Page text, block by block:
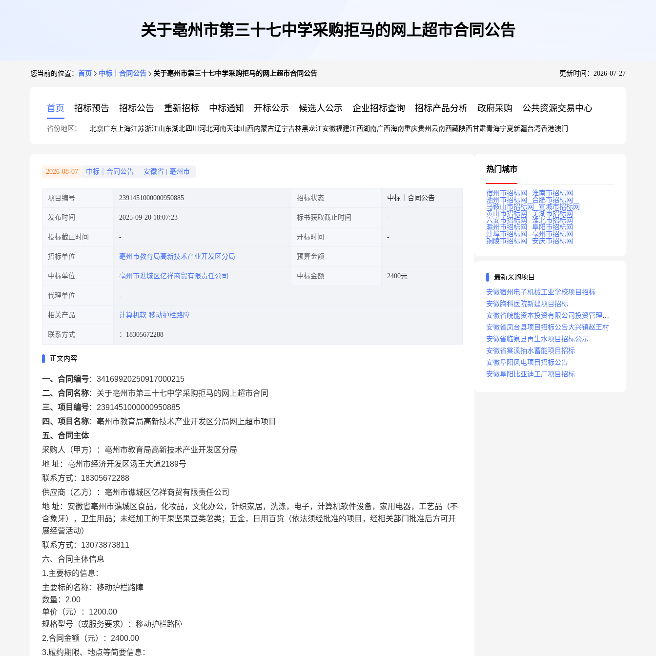
关于亳州市第三十七中学采购拒马的网上超市合同公告
您当前的位置： 首页 中标｜合同公告 关于亳州市第三十七中学采购拒马的网上超市合同公告 更新时间：2026-07-27
首页 招标预告 招标公告 重新招标 中标通知 开标公示 候选人公示 企业招标查询 招标产品分析 政府采购 公共资源交易中心
省份地区： 北京广东 上海江苏浙江山东湖北四川 河北河南天津山西内蒙古辽宁吉林黑龙江安徽福建江西湖南广西海南重庆贵州 云南西藏陕西甘肃青海宁夏新疆台湾香港澳门
2026-08-07 中标｜合同公告 安徽省 亳州市
项目编号 2391451000000950885 招标状态 中标｜合同公告
发布时间 2025-09-20 18:07:23 标书获取截止时间
投标截止时间 开标时间
招标单位 亳州市教育局高新技术产业开发区分局 预算金额
中标单位 亳州市谯城区亿祥商贸有限责任公司 中标金额 2400元
代理单位
相关产品 计算机软 移动护栏路障
联系方式 ：18305672288
正文内容
一、合同编号： 34169920250917000215
二、合同名称： 关于亳州市第三十七中学采购拒马的网上超市合同
三、项目编号： 2391451000000950885
四、项目名称： 亳州市教育局高新技术产业开发区分局网上超市项目
五、合同主体
采购人（甲方）： 亳州市教育局高新技术产业开发区分局
地 址： 亳州市经济开发区汤王大道2189号
联系方式： 18305672288
供应商（乙方）： 亳州市谯城区亿祥商贸有限责任公司
地 址： 安徽省亳州市谯城区食品，化妆品，文化办公，针织家居，洗涤，电子，计算机软件设备，家用电器，工艺品（不
含象牙），卫生用品；未经加工的干果坚果豆类薯类；五金，日用百货（依法须经批准的项目，经相关部门批准后方可开
展经营活动）
联系方式： 13073873811
六、合同主体信息
1.主要标的信息：
主要标的名称： 移动护栏路障
数量： 2.00
单价（元）： 1200.00
规格型号（或服务要求）： 移动护栏路障
2.合同金额（元）： 2400.00
3.履约期限、地点等简要信息：
热门城市
宿州市招标网
淮南市招标网
池州市招标网
合肥市招标网
马鞍山市招标网
宣城市招标网
黄山市招标网
芜湖市招标网
六安市招标网
淮北市招标网
滁州市招标网
阜阳市招标网
蚌埠市招标网
亳州市招标网
铜陵市招标网
安庆市招标网
最新采购项目
安徽宿州电子机械工业学校项目招标
安徽胸科医院新建项目招标
安徽省皖能资本投资有限公司投资管理系
统建设项目招标
安徽省凤台县项目招标公告大兴镇赵王村
安徽省临泉县再生水项目招标公示
安徽省棠溪抽水蓄能项目招标
安徽阜阳风电项目招标公告
安徽阜阳比亚迪工厂项目招标